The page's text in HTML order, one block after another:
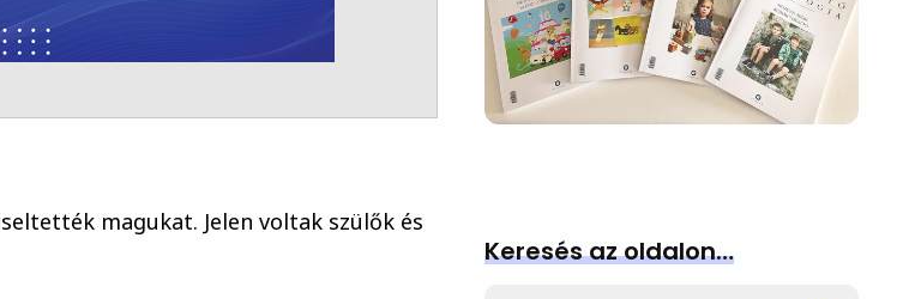
magukat. Jelen voltak szülők és
Keresés az oldalon…